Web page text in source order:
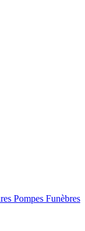
Pompes Funèbres